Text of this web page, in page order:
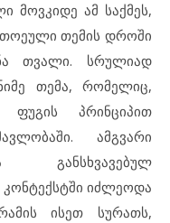
მოვკიდე ამ საქმეს,
თემის დროში
თვალი. სრულიად
თემა, რომელიც,
პრინციპით
ამგვარი
განსხვავებულ
იძლეოდა
ისეთ სურათს,